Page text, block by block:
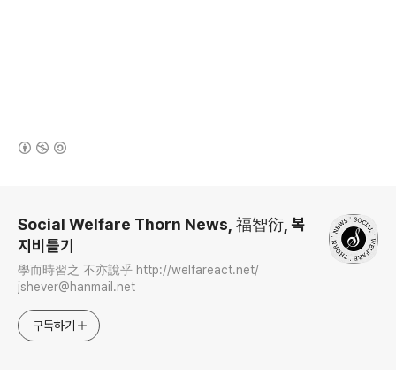
Social Welfare Thorn News, 福智衍, 복
지비틀기
學而時習之 不亦說乎 http://welfareact.net/
jshever@hanmail.net
구독하기